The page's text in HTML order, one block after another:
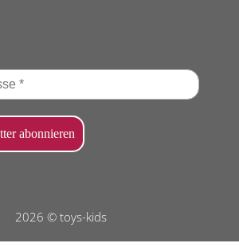
2026 © toys-kids